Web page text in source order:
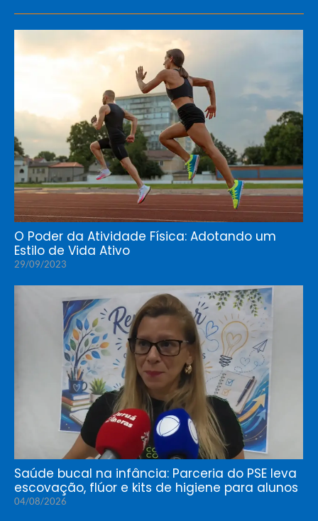
O Poder da Atividade Física: Adotando um
Estilo de Vida Ativo
29/09/2023
Saúde bucal na infância: Parceria do PSE leva
escovação, flúor e kits de higiene para alunos
04/08/2026